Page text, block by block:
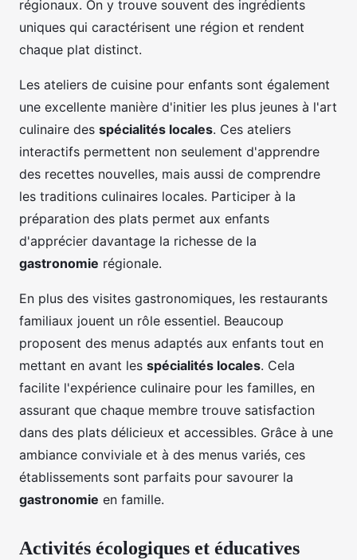
régionaux. On y trouve souvent des ingrédients
uniques qui caractérisent une région et rendent
chaque plat distinct.
Les ateliers de cuisine pour enfants sont également
une excellente manière d'initier les plus jeunes à l'art
culinaire des spécialités locales. Ces ateliers
interactifs permettent non seulement d'apprendre
des recettes nouvelles, mais aussi de comprendre
les traditions culinaires locales. Participer à la
préparation des plats permet aux enfants
d'apprécier davantage la richesse de la
gastronomie régionale.
En plus des visites gastronomiques, les restaurants
familiaux jouent un rôle essentiel. Beaucoup
proposent des menus adaptés aux enfants tout en
mettant en avant les spécialités locales. Cela
facilite l'expérience culinaire pour les familles, en
assurant que chaque membre trouve satisfaction
dans des plats délicieux et accessibles. Grâce à une
ambiance conviviale et à des menus variés, ces
établissements sont parfaits pour savourer la
gastronomie en famille.
Activités écologiques et éducatives